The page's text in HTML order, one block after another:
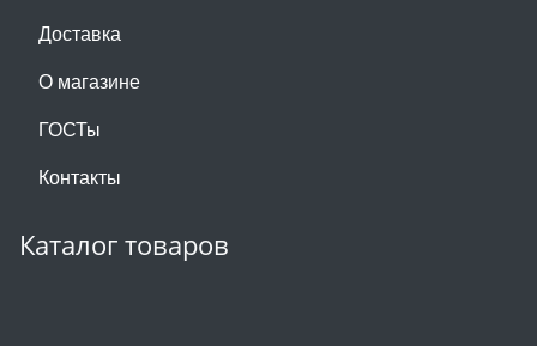
Доставка
О магазине
ГОСТы
Контакты
Каталог товаров